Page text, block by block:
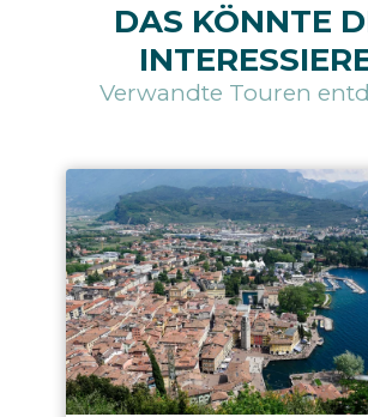
DAS KÖNNTE
Verwandte Touren